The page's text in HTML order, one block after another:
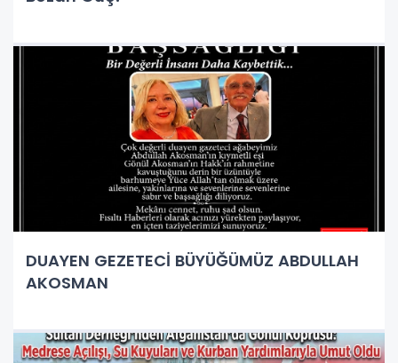
DUAYEN GEZETECİ BÜYÜĞÜMÜZ ABDULLAH
AKOSMAN